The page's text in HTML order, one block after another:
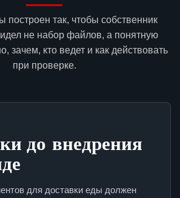
построен так, чтобы собственник
не набор файлов, а понятную
зачем, кто ведет и как действовать
при проверке.
до внедрения
для доставки еды должен